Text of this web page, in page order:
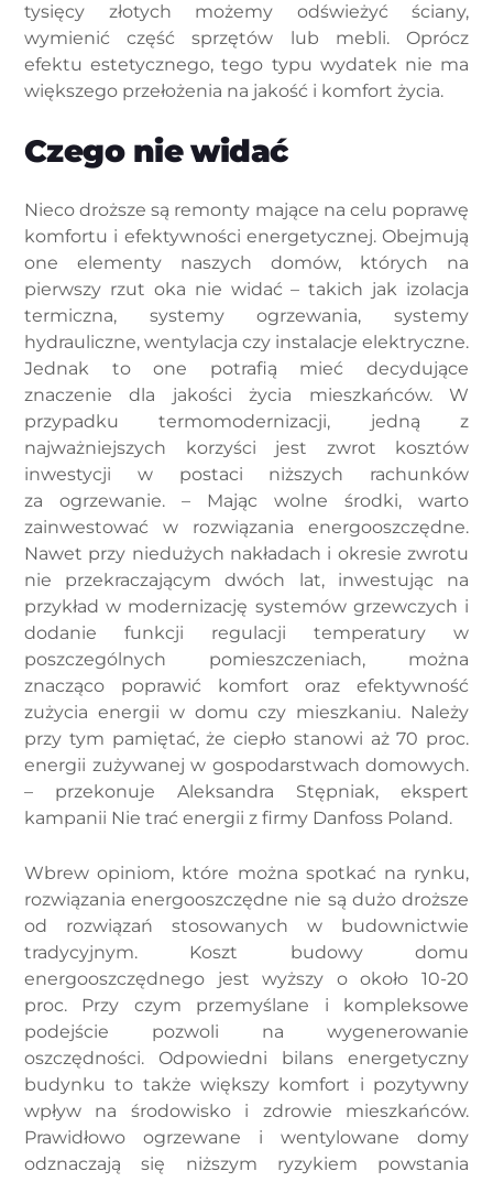
tysięcy złotych możemy odświeżyć ściany,
wymienić część sprzętów lub mebli. Oprócz
efektu estetycznego, tego typu wydatek nie ma
większego przełożenia na jakość i komfort życia.
Czego nie widać
Nieco droższe są remonty mające na celu poprawę
komfortu i efektywności energetycznej. Obejmują
one elementy naszych domów, których na
pierwszy rzut oka nie widać – takich jak izolacja
termiczna, systemy ogrzewania, systemy
hydrauliczne, wentylacja czy instalacje elektryczne.
Jednak to one potrafią mieć decydujące
znaczenie dla jakości życia mieszkańców. W
przypadku termomodernizacji, jedną z
najważniejszych korzyści jest zwrot kosztów
inwestycji w postaci niższych rachunków
za ogrzewanie. – Mając wolne środki, warto
zainwestować w rozwiązania energooszczędne.
Nawet przy niedużych nakładach i okresie zwrotu
nie przekraczającym dwóch lat, inwestując na
przykład w modernizację systemów grzewczych i
dodanie funkcji regulacji temperatury w
poszczególnych pomieszczeniach, można
znacząco poprawić komfort oraz efektywność
zużycia energii w domu czy mieszkaniu. Należy
przy tym pamiętać, że ciepło stanowi aż 70 proc.
energii zużywanej w gospodarstwach domowych.
– przekonuje Aleksandra Stępniak, ekspert
kampanii Nie trać energii z firmy Danfoss Poland.
Wbrew opiniom, które można spotkać na rynku,
rozwiązania energooszczędne nie są dużo droższe
od rozwiązań stosowanych w budownictwie
tradycyjnym. Koszt budowy domu
energooszczędnego jest wyższy o około 10-20
proc. Przy czym przemyślane i kompleksowe
podejście pozwoli na wygenerowanie
oszczędności. Odpowiedni bilans energetyczny
budynku to także większy komfort i pozytywny
wpływ na środowisko i zdrowie mieszkańców.
Prawidłowo ogrzewane i wentylowane domy
odznaczają się niższym ryzykiem powstania